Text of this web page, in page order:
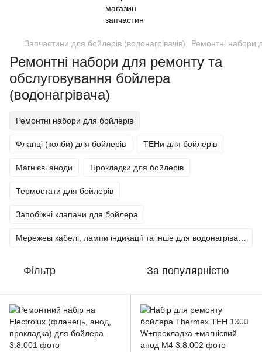
Запчастини для бойлерів (водонагрівачів) Ремонтні набори
Ремонтні набори для ремонту та
обслуговування бойлера
(водонагрівача)
Ремонтні набори для бойлерів
Фланці (колби) для бойлерів ТЕНи для бойлерів
Магнієві аноди Прокладки для бойлерів
Термостати для бойлерів
Запобіжні клапани для бойлера
Фільтр За популярністю